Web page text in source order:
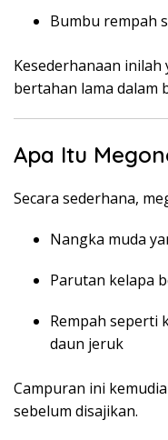
Bumbu rempah
Kesederhanaan
bertahan lama dalam
Apa Itu
Secara sederhana,
Nangka muda
Parutan kelapa
Rempah seperti
daun jeruk
Campuran ini
sebelum disajikan.